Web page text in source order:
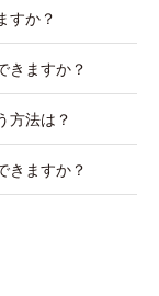
すか？
きますか？
方法は？
きますか？